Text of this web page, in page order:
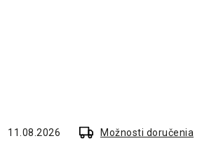
11.08.2026 Možnosti doručenia